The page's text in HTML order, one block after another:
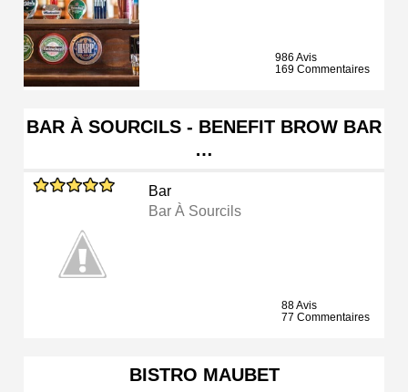
986 Avis
169 Commentaires
BAR À SOURCILS - BENEFIT BROW BAR
…
Bar
Bar À Sourcils
88 Avis
77 Commentaires
BISTRO MAUBET